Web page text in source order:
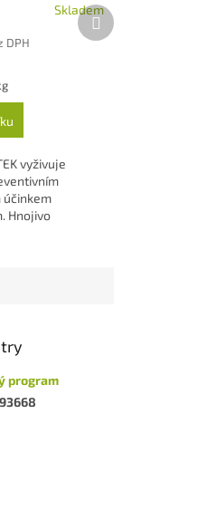
Skladem
DPH
vyživuje
účinkem
Hnojivo
Další
produkt
program